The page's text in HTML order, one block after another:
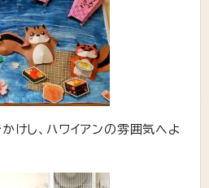
けし、ハワイアンの雰囲気へよ